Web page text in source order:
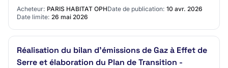
Acheteur: PARIS HABITAT OPHDate de publication: 10 avr. 2026
Date limite: 26 mai 2026
Réalisation du bilan d'émissions de Gaz à Effet de
Serre et élaboration du Plan de Transition -